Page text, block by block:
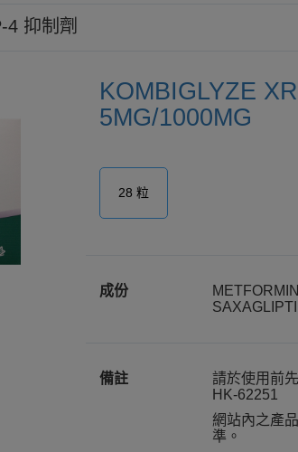
4 抑制劑
KOMBIGLYZE
5MG/1000MG
28 粒
成份
備註
請於使用前
HK-62251
網站內之產
準。